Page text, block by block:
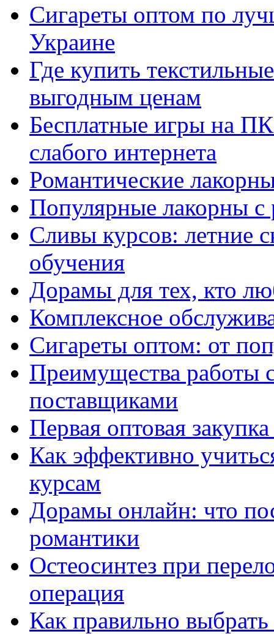
Сигареты оптом по
Украине
Где купить
выгодным ценам
Бесплатные игры на
слабого интернета
Романтические
Популярные лакорны с
Сливы курсов: летние
обучения
Дорамы для тех, кто
Комплексное
Сигареты оптом: от
Преимущества работы
поставщиками
Первая оптовая
Как эффективно
курсам
Дорамы онлайн: что
романтики
Остеосинтез при
операция
Как правильно